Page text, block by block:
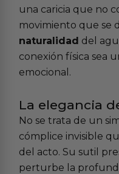
una caricia que no
movimiento que se
naturalidad del
conexión física sea
emocional.
La elegancia
No se trata de un
cómplice invisible
del acto. Su sutil
perturbe la